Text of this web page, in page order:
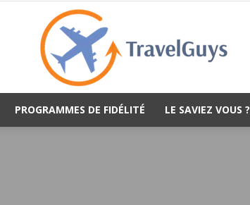
PROGRAMMES DE FIDÉLITÉ LE SAVIEZ VOUS ?